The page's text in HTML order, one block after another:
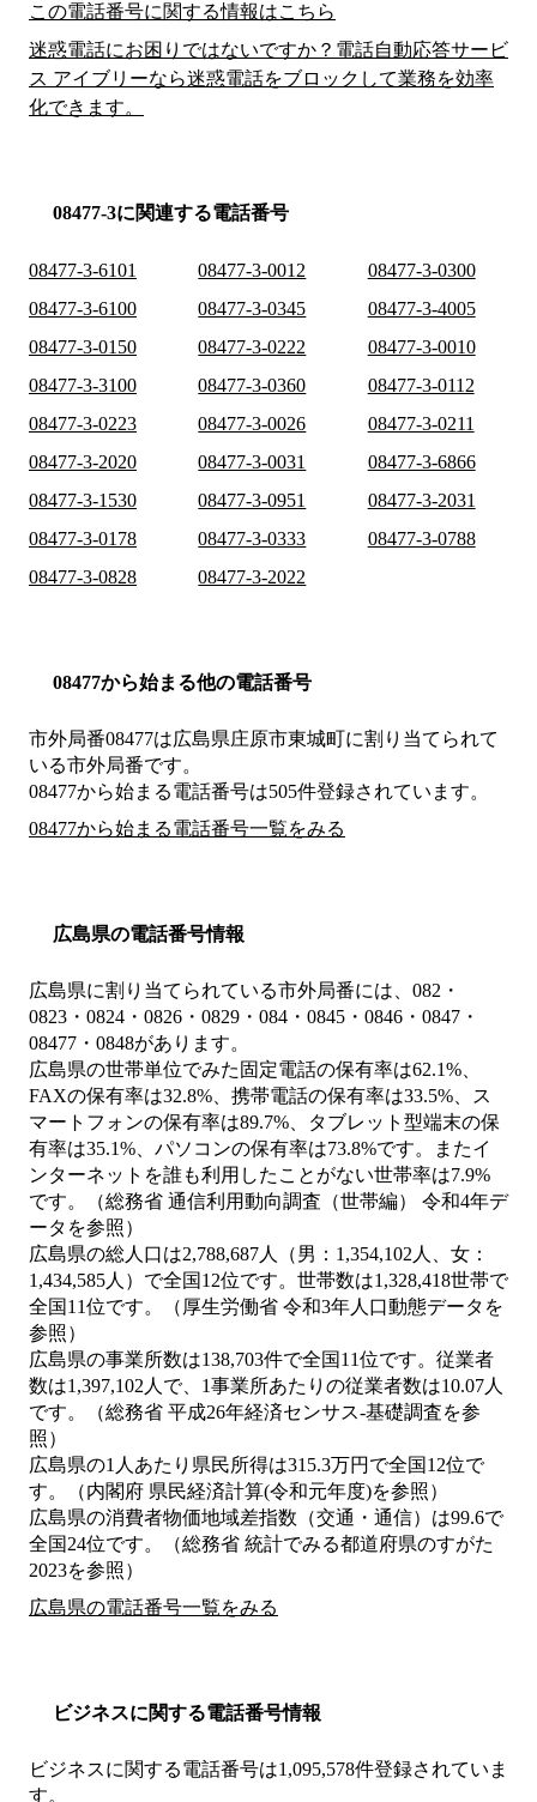
この電話番号に関する情報はこちら
迷惑電話にお困りではないですか？電話自動応答サービ
ス アイブリーなら迷惑電話をブロックして業務を効率
化できます。
08477-3に関連する電話番号
08477-3-6101 08477-3-0012
08477-3-0300
08477-3-6100
08477-3-0345
08477-3-4005
08477-3-0150
08477-3-0222
08477-3-0010
08477-3-3100
08477-3-0360
08477-3-0112
08477-3-0223
08477-3-0026
08477-3-0211
08477-3-2020
08477-3-0031
08477-3-6866
08477-3-1530
08477-3-0951
08477-3-2031
08477-3-0178
08477-3-0333
08477-3-0788
08477-3-0828
08477-3-2022
08477から始まる他の電話番号
市外局番08477は広島県庄原市東城町に割り当てられて
いる市外局番です。
08477から始まる電話番号は505件登録されています。
08477から始まる電話番号一覧をみる
広島県の電話番号情報
広島県に割り当てられている市外局番には、082・
0823・0824・0826・0829・084・0845・0846・0847・
08477・0848があります。
広島県の世帯単位でみた固定電話の保有率は62.1%、
FAXの保有率は32.8%、携帯電話の保有率は33.5%、ス
マートフォンの保有率は89.7%、タブレット型端末の保
有率は35.1%、パソコンの保有率は73.8%です。またイ
ンターネットを誰も利用したことがない世帯率は7.9%
です。（総務省 通信利用動向調査（世帯編） 令和4年デ
ータを参照）
広島県の総人口は2,788,687人（男：1,354,102人、女：
1,434,585人）で全国12位です。世帯数は1,328,418世帯で
全国11位です。（厚生労働省 令和3年人口動態データを
参照）
広島県の事業所数は138,703件で全国11位です。従業者
数は1,397,102人で、1事業所あたりの従業者数は10.07人
です。（総務省 平成26年経済センサス‐基礎調査を参
照）
広島県の1人あたり県民所得は315.3万円で全国12位で
す。（内閣府 県民経済計算(令和元年度)を参照）
広島県の消費者物価地域差指数（交通・通信）は99.6で
全国24位です。（総務省 統計でみる都道府県のすがた
2023を参照）
広島県の電話番号一覧をみる
ビジネスに関する電話番号情報
ビジネスに関する電話番号は1,095,578件登録されていま
す。